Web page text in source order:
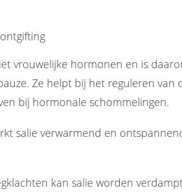
vrouwelijke hormonen en is
Ze helpt bij het reguleren van
bij hormonale schommelingen.
salie verwarmend en
kan salie worden